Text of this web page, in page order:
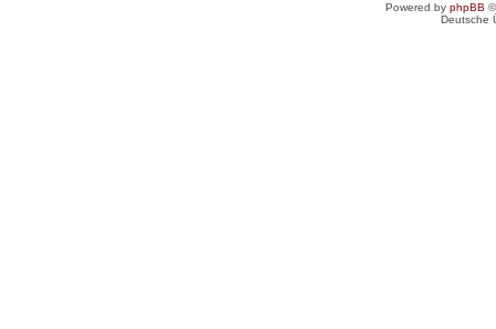
Powered by phpBB
Deutsche